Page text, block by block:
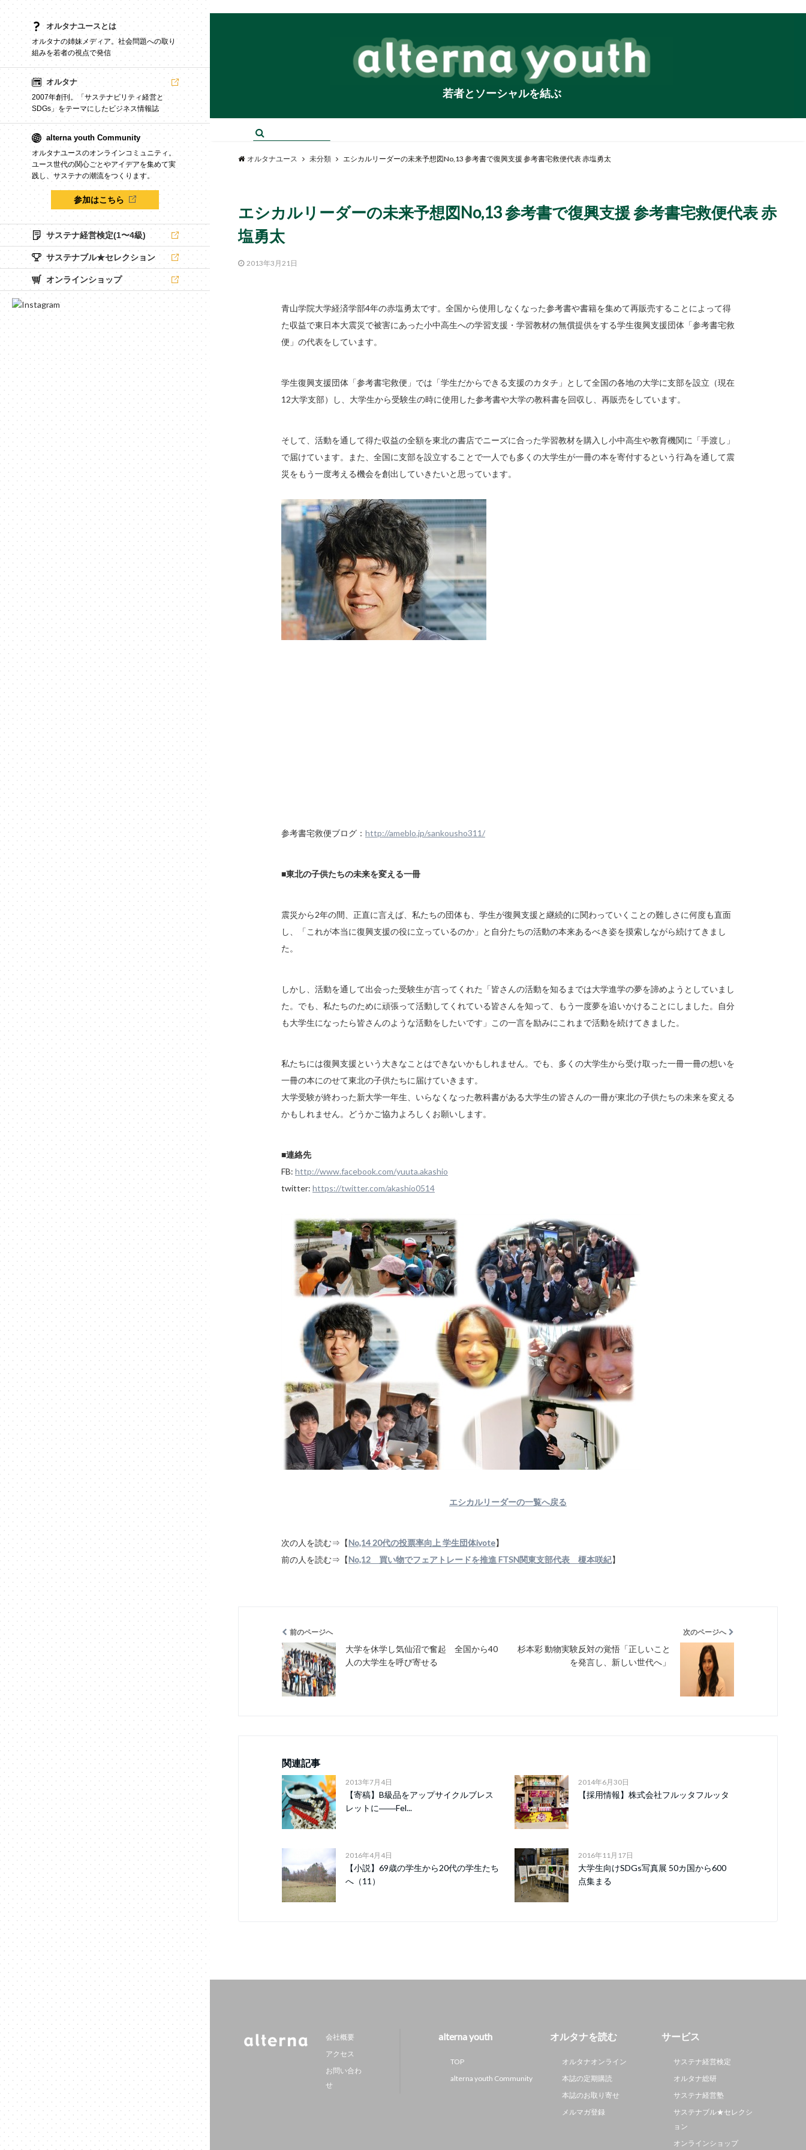
オルタナユースとは
オルタナの姉妹メディア。社会問題への取り
組みを若者の視点で発信
オルタナ
2007年創刊。「サステナビリティ経営と
SDGs」をテーマにしたビジネス情報誌
alterna youth Community
オルタナユースのオンラインコミュニティ。
ユース世代の関心ごとやアイデアを集めて実
践し、サステナの潮流をつくります。
参加はこちら
サステナ経営検定(1〜4級)
サステナブル★セレクション
オンラインショップ
若者とソーシャルを結ぶ
オルタナユース 未分類 エシカルリーダーの未来予想図No,13 参考書で復興支援 参考書宅救便代表 赤塩勇太
エシカルリーダーの未来予想図No,13 参考書で復興支援 参考書宅救便代表 赤
塩勇太
2013年3月21日
青山学院大学経済学部4年の赤塩勇太です。全国から使用しなくなった参考書や書籍を集めて再販売することによって得
た収益で東日本大震災で被害にあった小中高生への学習支援・学習教材の無償提供をする学生復興支援団体「参考書宅救
便」の代表をしています。
学生復興支援団体「参考書宅救便」では「学生だからできる支援のカタチ」として全国の各地の大学に支部を設立（現在
12大学支部）し、大学生から受験生の時に使用した参考書や大学の教科書を回収し、再販売をしています。
そして、活動を通して得た収益の全額を東北の書店でニーズに合った学習教材を購入し小中高生や教育機関に「手渡し」
で届けています。また、全国に支部を設立することで一人でも多くの大学生が一冊の本を寄付するという行為を通して震
災をもう一度考える機会を創出していきたいと思っています。
参考書宅救便ブログ： http://ameblo.jp/sankousho311/
■東北の子供たちの未来を変える一冊
震災から2年の間、正直に言えば、私たちの団体も、学生が復興支援と継続的に関わっていくことの難しさに何度も直面
し、「これが本当に復興支援の役に立っているのか」と自分たちの活動の本来あるべき姿を摸索しながら続けてきまし
た。
しかし、活動を通して出会った受験生が言ってくれた「皆さんの活動を知るまでは大学進学の夢を諦めようとしていまし
た。でも、私たちのために頑張って活動してくれている皆さんを知って、もう一度夢を追いかけることにしました。自分
も大学生になったら皆さんのような活動をしたいです」この一言を励みにこれまで活動を続けてきました。
私たちには復興支援という大きなことはできないかもしれません。でも、多くの大学生から受け取った一冊一冊の想いを
一冊の本にのせて東北の子供たちに届けていきます。
大学受験が終わった新大学一年生、いらなくなった教科書がある大学生の皆さんの一冊が東北の子供たちの未来を変える
かもしれません。どうかご協力よろしくお願いします。
■連絡先
FB: http://www.facebook.com/yuuta.akashio
twitter: https://twitter.com/akashio0514
エシカルリーダーの一覧へ戻る
次の人を読む⇒【No,14 20代の投票率向上 学生団体ivote】
前の人を読む⇒【No,12 買い物でフェアトレードを推進 FTSN関東支部代表 榎本咲紀】
前のページへ
大学を休学し気仙沼で奮起 全国から40
人の大学生を呼び寄せる
次のページへ
杉本彩 動物実験反対の覚悟「正しいこと
を発言し、新しい世代へ」
関連記事
2013年7月4日
【寄稿】B級品をアップサイクルブレス
レットに――Fel...
2014年6月30日
【採用情報】株式会社フルッタフルッタ
2016年4月4日
【小説】69歳の学生から20代の学生たち
へ（11）
2016年11月17日
大学生向けSDGs写真展 50カ国から600
点集まる
会社概要
アクセス
お問い合わ
せ
alterna youth
TOP
alterna youth Community
オルタナを読む
オルタナオンライン
本誌の定期購読
本誌のお取り寄せ
メルマガ登録
サービス
サステナ経営検定
オルタナ総研
サステナ経営塾
サステナブル★セレクシ
ョン
オンラインショップ